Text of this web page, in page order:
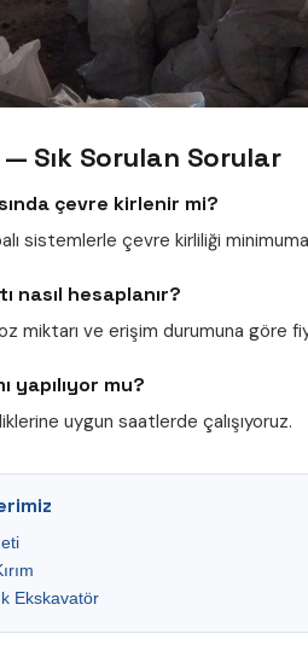
— Sık Sorulan Sorular
çevre kirlenir mi?
sistemlerle çevre kirliliği
nasıl hesaplanır?
miktarı ve erişim durumuna göre
yapılıyor mu?
uygun saatlerde çalışıyoruz.
Ekskavatör